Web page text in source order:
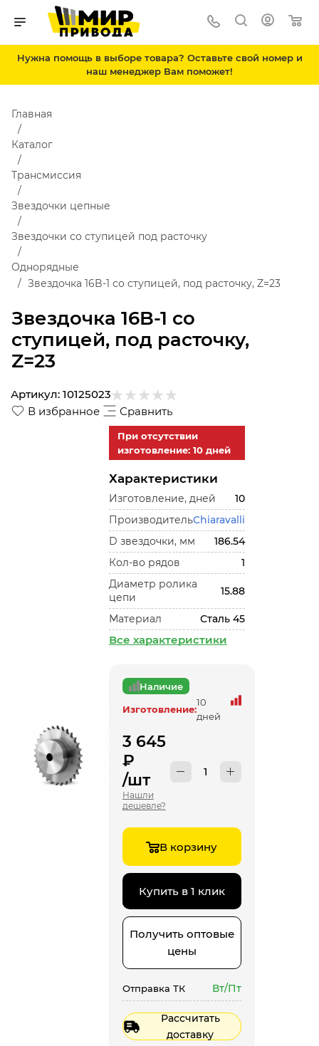
Нужна помощь в выборе товара? Оставьте свой номер и
наш менеджер Вам поможет!
Звездочка 16B-1 со
ступицей, под расточку,
Z=23
Главная
Каталог
Трансмиссия
Звездочки цепные
Звездочки со ступицей под расточку
Однорядные
Звездочка 16B-1 со ступицей, под расточку, Z=23
В избранное Сравнить
Артикул: 10125023
При отсутствии
изготовление: 10 дней
Характеристики
Изготовление, дней
10
ПроизводительChiaravalli
D звездочки, мм
186.54
Кол-во рядов
1
Диаметр ролика
цепи
15.88
Материал Сталь 45
Все характеристики
Наличие
Изготовление:
10
дней
3 645
₽
/шт
Нашли
дешевле?
В корзину
Купить в 1 клик
Получить оптовые
цены
Отправка ТК Вт/Пт
Рассчитать
доставку